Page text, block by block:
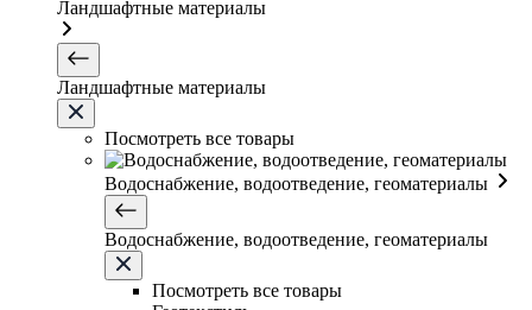
Ландшафтные материалы
Ландшафтные материалы
Посмотреть все товары
Водоснабжение, водоотведение, геоматериалы
Водоснабжение, водоотведение, геоматериалы
Посмотреть все товары